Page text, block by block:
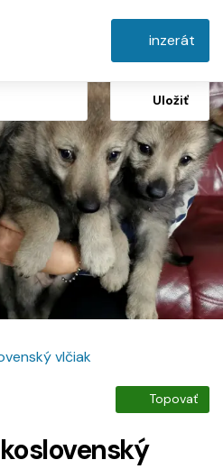
inzerát
Uložiť
vlčiak
Topovať